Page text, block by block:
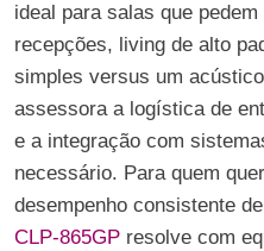
ideal para salas que
recepções, living de alto
simples versus um
assessora a logística de
e a integração com
necessário. Para quem
desempenho consistente de
CLP-865GP resolve com